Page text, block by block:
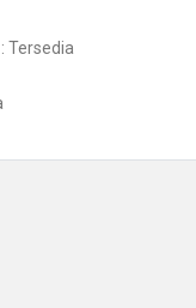
Tersedia